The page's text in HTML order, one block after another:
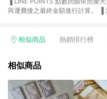
與運費後之最終金額進行計算。 ▐ 注意事項 (1) 部分服務及店家
Smart mobile、神腦生活、JS巨盛
台灣樂天市場，並在同一瀏覽器於
市場 45 天內完成訂單出貨及結帳，
使用APP、或中途瀏覽比價網、
相似商品 熱銷排行榜
相似商品